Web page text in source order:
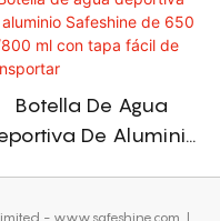
Botella De Agua
De Aluminio
- www.safeshine.com |